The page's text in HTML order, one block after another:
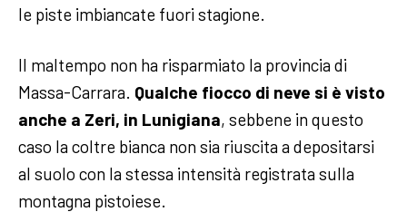
le piste imbiancate fuori stagione.
Il maltempo non ha risparmiato la provincia di
Massa-Carrara. Qualche fiocco di neve si è visto
anche a Zeri, in Lunigiana, sebbene in questo
caso la coltre bianca non sia riuscita a depositarsi
al suolo con la stessa intensità registrata sulla
montagna pistoiese.